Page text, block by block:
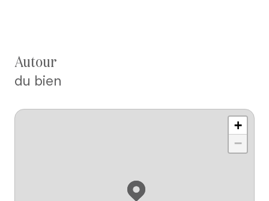
autour
du bien
+
−